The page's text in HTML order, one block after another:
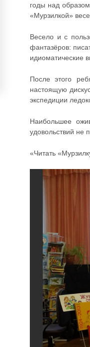
годы над
«Мурзилкой»
Весело и с
фантазёров:
идиоматические
После этого
настоящую
экспедиции
Наибольшее
удовольствий не
«Читать